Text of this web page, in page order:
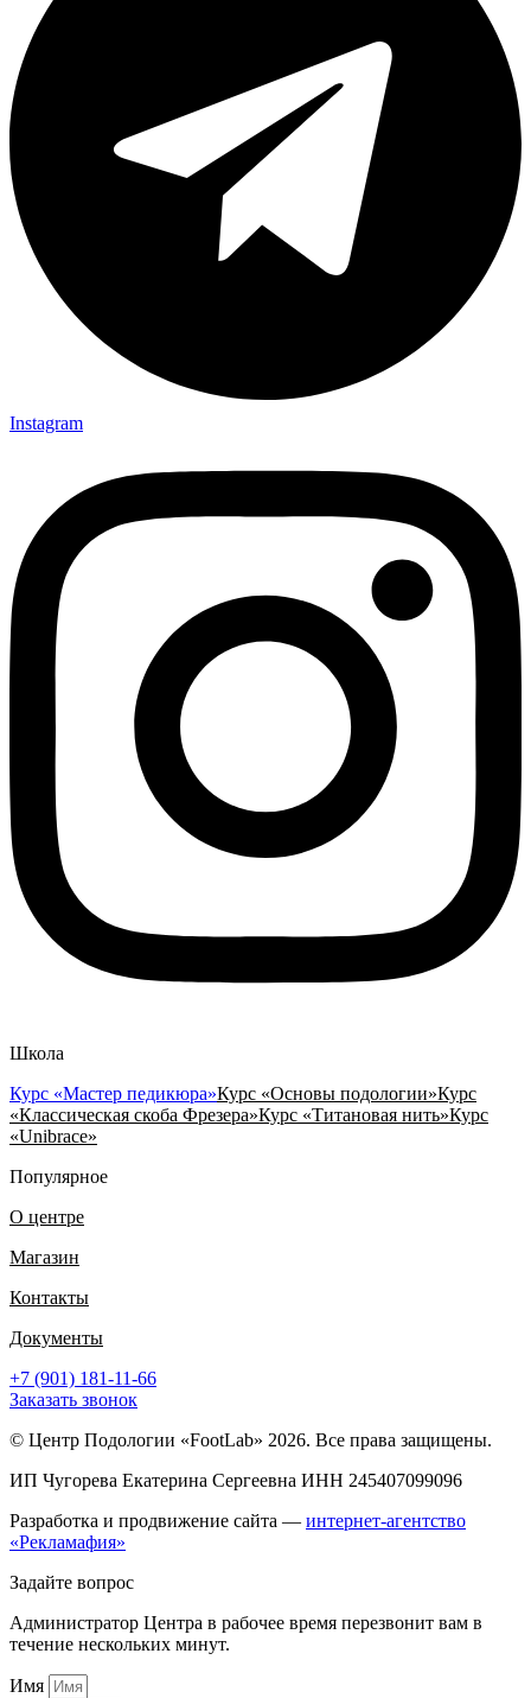
Instagram
Школа
Курс «Мастер педикюра»Курс «Основы подологии»Курс
«Классическая скоба Фрезера»Курс «Титановая нить»Курс
«Unibrace»
Популярное
О центре
Магазин
Контакты
Документы
+7 (901) 181-11-66
Заказать звонок
© Центр Подологии «FootLab» 2026. Все права защищены.
ИП Чугорева Екатерина Сергеевна ИНН 245407099096
Разработка и продвижение сайта — интернет-агентство
«Рекламафия»
Задайте вопрос
Администратор Центра в рабочее время перезвонит вам в
течение нескольких минут.
Имя